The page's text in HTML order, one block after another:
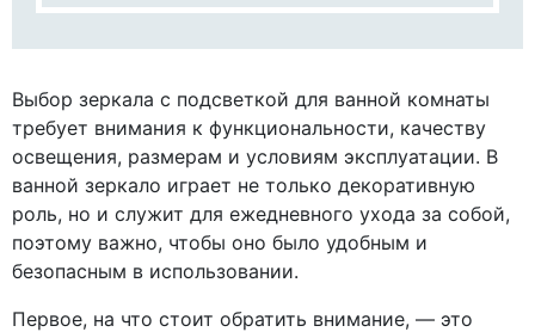
Выбор зеркала с подсветкой для ванной комнаты
требует внимания к функциональности, качеству
освещения, размерам и условиям эксплуатации. В
ванной зеркало играет не только декоративную
роль, но и служит для ежедневного ухода за собой,
поэтому важно, чтобы оно было удобным и
безопасным в использовании.
Первое, на что стоит обратить внимание, — это